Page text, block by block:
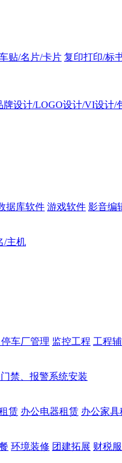
贴/名片/卡片 复印打印/标
牌设计/LOGO设计/VI设计/
据库软件 游戏软件 影音编
/主机
车厂管理 监控工程 工程
禁、报警系统安装
赁 办公电器租赁 办公家具
环境装修 团建拓展 财税